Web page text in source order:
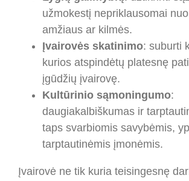
užmokestį nepriklausomai
amžiaus ar kilmės.
Įvairovės skatinimo: suburti
kurios atspindėtų platesnę
įgūdžių įvairovę.
Kultūrinio sąmoningumo:
daugiakalbiškumas ir
taps svarbiomis savybėmis,
tarptautinėmis įmonėmis.
Įvairovė ne tik kuria teisingesnę